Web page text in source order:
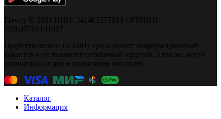
Flowry © 2026 ИНН: 341403275959 ОГРНИП:
325645700141917
Представленные на сайте цены имеют информационный
характер и не являются публичной офертой, а так же могут
отличаться от цен в розничном магазине.
Каталог
Информация